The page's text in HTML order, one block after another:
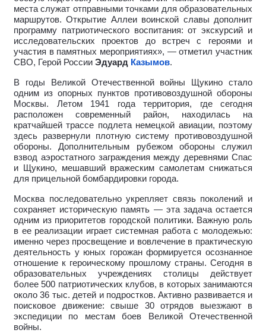
места служат отправными точками для образовательных
маршрутов. Открытие Аллеи воинской славы дополнит
программу патриотического воспитания: от экскурсий и
исследовательских проектов до встреч с героями и
участия в памятных мероприятиях», — отметил участник
СВО, Герой России Эдуард Казымов.
В годы Великой Отечественной войны Щукино стало
одним из опорных пунктов противовоздушной обороны
Москвы. Летом 1941 года территория, где сегодня
расположен современный район, находилась на
кратчайшей трассе подлета немецкой авиации, поэтому
здесь развернули плотную систему противовоздушной
обороны. Дополнительным рубежом обороны служил
взвод аэростатного заграждения между деревнями Спас
и Щукино, мешавший вражеским самолетам снижаться
для прицельной бомбардировки города.
Москва последовательно укрепляет связь поколений и
сохраняет историческую память — эта задача остается
одним из приоритетов городской политики. Важную роль
в ее реализации играет системная работа с молодежью:
именно через просвещение и вовлечение в практическую
деятельность у юных горожан формируется осознанное
отношение к героическому прошлому страны. Сегодня в
образовательных учреждениях столицы действует
более 500 патриотических клубов, в которых занимаются
около 36 тыс. детей и подростков. Активно развивается и
поисковое движение: свыше 30 отрядов выезжают в
экспедиции по местам боев Великой Отечественной
войны.